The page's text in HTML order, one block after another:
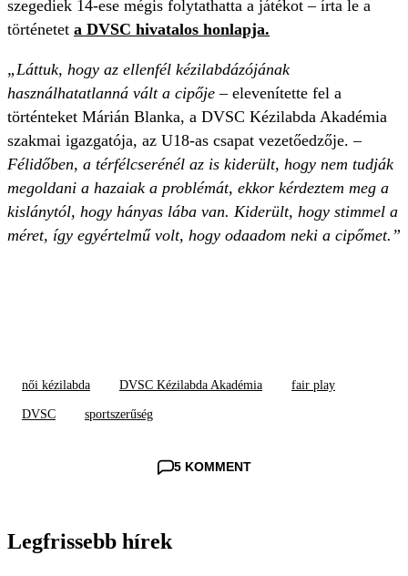
szegediek 14-ese mégis folytathatta a játékot – írta le a
történetet a DVSC hivatalos honlapja.
„Láttuk, hogy az ellenfél kézilabdázójának
használhatatlanná vált a cipője – elevenítette fel a
történteket Márián Blanka, a DVSC Kézilabda Akadémia
szakmai igazgatója, az U18-as csapat vezetőedzője. –
Félidőben, a térfélcserénél az is kiderült, hogy nem tudják
megoldani a hazaiak a problémát, ekkor kérdeztem meg a
kislánytól, hogy hányas lába van. Kiderült, hogy stimmel a
méret, így egyértelmű volt, hogy odaadom neki a cipőmet.”
női kézilabda DVSC Kézilabda Akadémia fair play
DVSC sportszerűség
5 KOMMENT
Legfrissebb hírek